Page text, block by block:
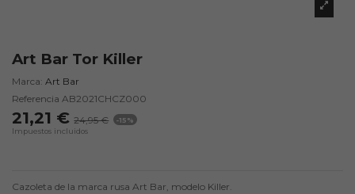
Art Bar Tor Killer
Marca: Art Bar
Referencia AB2021CHCZ000
21,21 € 24,95 €
-15%
Impuestos incluidos
Cazoleta de la marca rusa Art Bar, modelo Killer.